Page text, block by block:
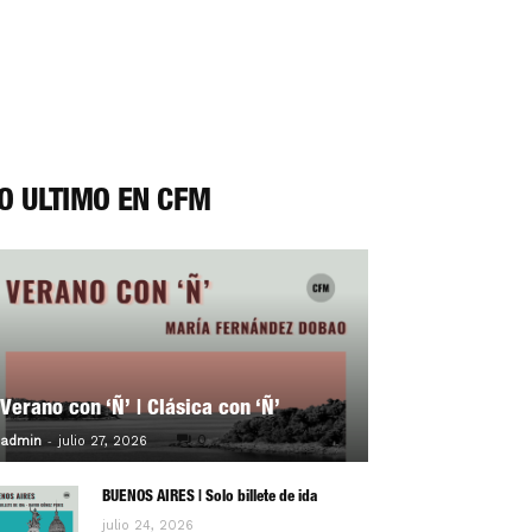
ÚLTIMO EN CFM
Verano con ‘Ñ’ | Clásica con ‘Ñ’
admin - julio 27, 2026 0
BUENOS AIRES | Solo billete de ida
julio 24, 2026